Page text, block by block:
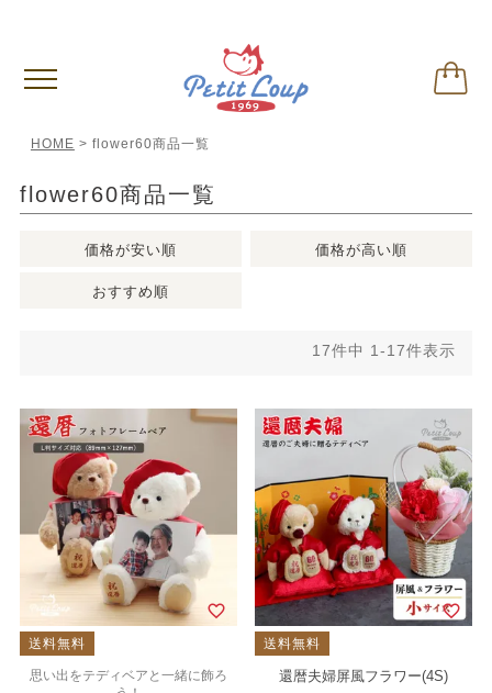
HOME flower60商品一覧
flower60商品一覧
価格が安い順 価格が高い順
おすすめ順
17件中 1-17件表示
送料無料
思い出をテディベアと一緒に飾ろ
送料無料
還暦夫婦屏風フラワー(4S)